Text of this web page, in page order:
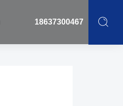
18637300467